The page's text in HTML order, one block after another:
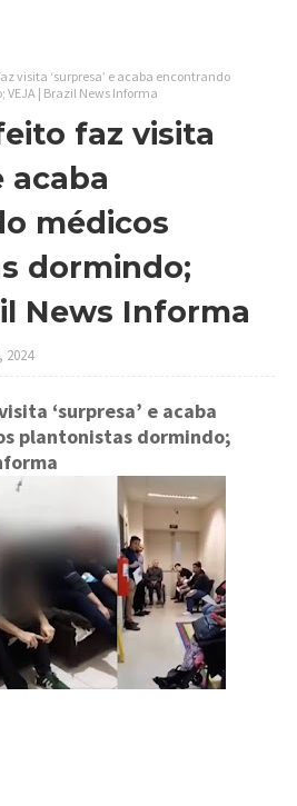
visita ‘surpresa’ e acaba encontrando
| Brazil News Informa
faz visita
acaba
médicos
dormindo;
News Informa
2024
‘surpresa’ e acaba
plantonistas dormindo;